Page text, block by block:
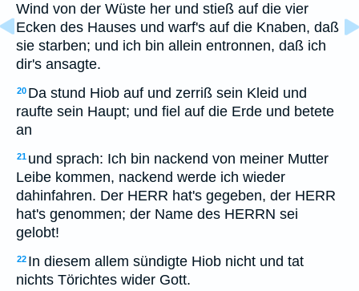
Wind von der Wüste her und stieß auf die vier
Ecken des Hauses und warf's auf die Knaben, daß
sie starben; und ich bin allein entronnen, daß ich
dir's ansagte.
20 Da stund Hiob auf und zerriß sein Kleid und
raufte sein Haupt; und fiel auf die Erde und betete
an
21 und sprach: Ich bin nackend von meiner Mutter
Leibe kommen, nackend werde ich wieder
dahinfahren. Der HERR hat's gegeben, der HERR
hat's genommen; der Name des HERRN sei
gelobt!
22 In diesem allem sündigte Hiob nicht und tat
nichts Törichtes wider Gott.